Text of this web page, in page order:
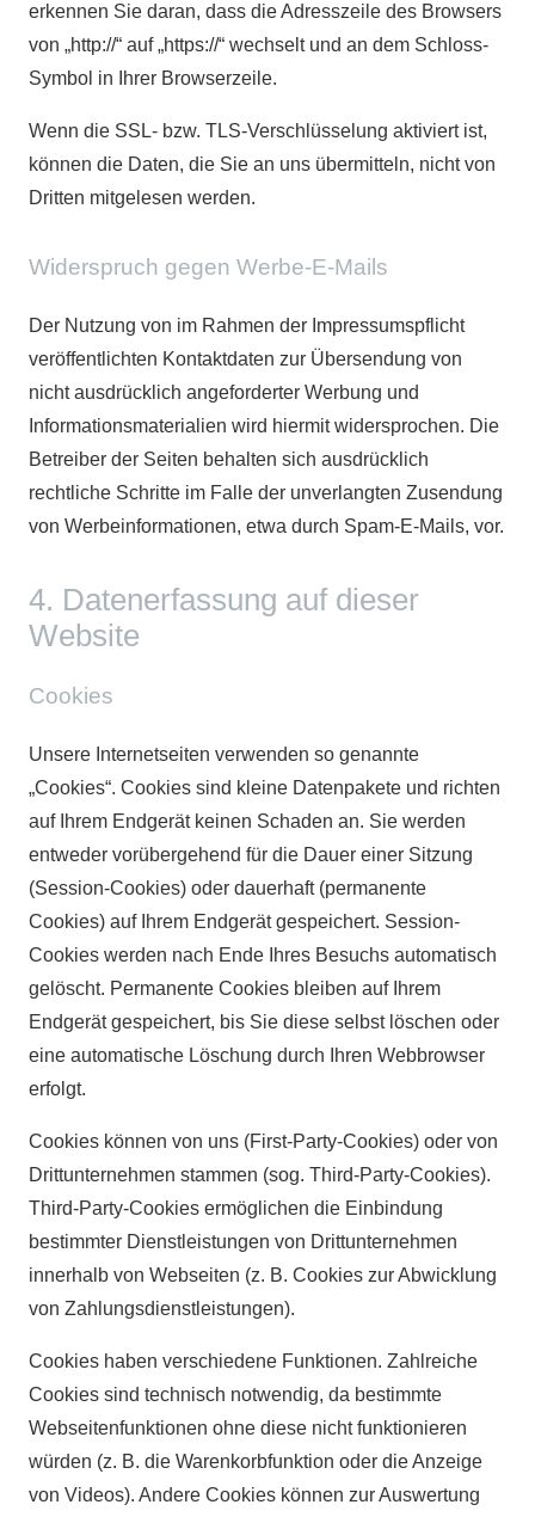
erkennen Sie daran, dass die Adresszeile des Browsers
von „http://“ auf „https://“ wechselt und an dem Schloss-
Symbol in Ihrer Browserzeile.
Wenn die SSL- bzw. TLS-Verschlüsselung aktiviert ist,
können die Daten, die Sie an uns übermitteln, nicht von
Dritten mitgelesen werden.
Widerspruch gegen Werbe-E-Mails
Der Nutzung von im Rahmen der Impressumspflicht
veröffentlichten Kontaktdaten zur Übersendung von
nicht ausdrücklich angeforderter Werbung und
Informationsmaterialien wird hiermit widersprochen. Die
Betreiber der Seiten behalten sich ausdrücklich
rechtliche Schritte im Falle der unverlangten Zusendung
von Werbeinformationen, etwa durch Spam-E-Mails, vor.
4. Datenerfassung auf dieser
Website
Cookies
Unsere Internetseiten verwenden so genannte
„Cookies“. Cookies sind kleine Datenpakete und richten
auf Ihrem Endgerät keinen Schaden an. Sie werden
entweder vorübergehend für die Dauer einer Sitzung
(Session-Cookies) oder dauerhaft (permanente
Cookies) auf Ihrem Endgerät gespeichert. Session-
Cookies werden nach Ende Ihres Besuchs automatisch
gelöscht. Permanente Cookies bleiben auf Ihrem
Endgerät gespeichert, bis Sie diese selbst löschen oder
eine automatische Löschung durch Ihren Webbrowser
erfolgt.
Cookies können von uns (First-Party-Cookies) oder von
Drittunternehmen stammen (sog. Third-Party-Cookies).
Third-Party-Cookies ermöglichen die Einbindung
bestimmter Dienstleistungen von Drittunternehmen
innerhalb von Webseiten (z. B. Cookies zur Abwicklung
von Zahlungsdienstleistungen).
Cookies haben verschiedene Funktionen. Zahlreiche
Cookies sind technisch notwendig, da bestimmte
Webseitenfunktionen ohne diese nicht funktionieren
würden (z. B. die Warenkorbfunktion oder die Anzeige
von Videos). Andere Cookies können zur Auswertung